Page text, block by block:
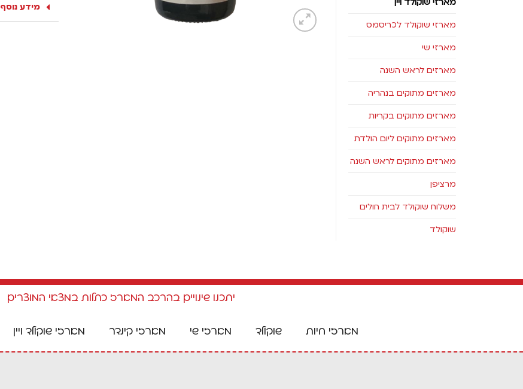
מארזי שוקולד לכריסמס
מארזי שי
מארזים לראש השנה
מארזים מתוקים בנהריה
מארזים מתוקים בקריות
מארזים מתוקים ליום הולדת
מארזים מתוקים לראש השנה
מרציפן
משלוח שוקולד לבית חולים
שוקולד
מידע נוסף
יתכנו שינויים בהרכב המארז כתלות במצאי המוצרים
מארזי חיות שוקולד מארזי שי מארזי קינדר מארזי שוקולד ויין